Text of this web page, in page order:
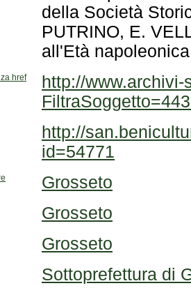
all'Età
href
id=54771
Grosseto
Grosseto
Grosseto
Sottoprefettura di